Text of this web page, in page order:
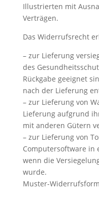
Illustrierten mit
Verträgen.
Das Widerrufsrecht
– zur Lieferung
des
Rückgabe geeignet
nach der Lieferung
– zur Lieferung von
Lieferung aufgrund
mit anderen Gütern
– zur Lieferung von
Computersoftware in
wenn die
wurde.
Muster-